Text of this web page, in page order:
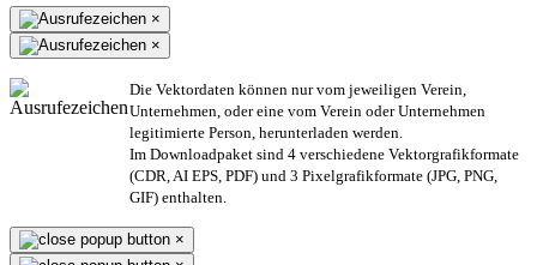
×
×
Die Vektordaten können nur vom jeweiligen Verein,
Unternehmen, oder eine vom Verein oder Unternehmen
legitimierte Person, herunterladen werden.
Im Downloadpaket sind 4 verschiedene Vektorgrafikformate
(CDR, AI EPS, PDF) und 3 Pixelgrafikformate (JPG, PNG,
GIF) enthalten.
×